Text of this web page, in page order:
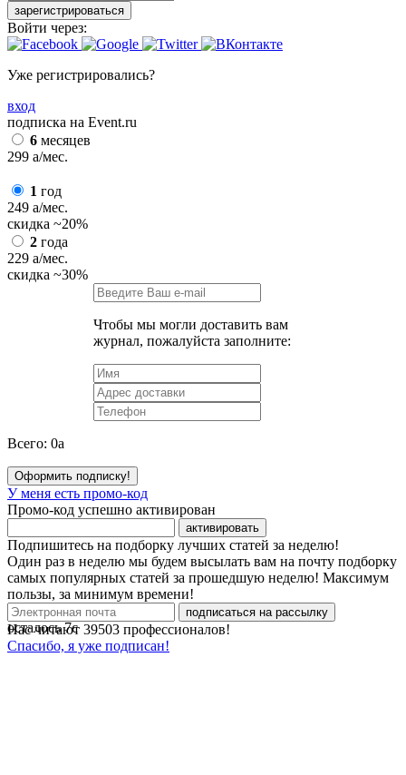
зарегистрироваться
Войти через:
Уже регистрировались?
вход
подписка на Event.ru
6 месяцев
299 a/мес.
1 год
249 a/мес.
скидка ~20%
2 года
229 a/мес.
скидка ~30%
Чтобы мы могли доставить вам
журнал, пожалуйста заполните:
Всего: 0a
Оформить подписку!
У меня есть промо-код
Промо-код успешно активирован
активировать
Подпишитесь на подборку лучших статей за неделю!
Один раз в неделю мы будем высылать вам на почту подборку
самых популярных статей за прошедшую неделю! Максимум
пользы, за минимум времени!
подписаться на рассылку
Нас читают 39503 профессионалов!
Спасибо, я уже подписан!
осталось7с